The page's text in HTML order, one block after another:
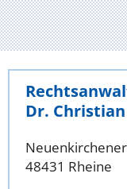
Dr.
48431 Rheine